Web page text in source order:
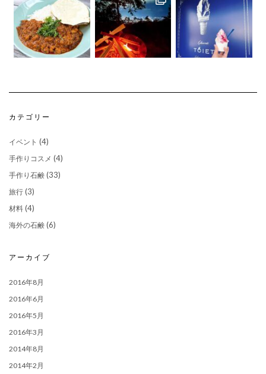
カテゴリー
イベント (4)
手作りコスメ (4)
手作り石鹸 (33)
旅行 (3)
材料 (4)
海外の石鹸 (6)
アーカイブ
2016年8月
2016年6月
2016年5月
2016年3月
2014年8月
2014年2月